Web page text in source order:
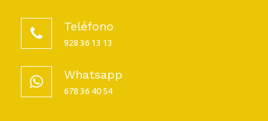
Teléfono
928 36 13 13
Whatsapp
678 36 40 54